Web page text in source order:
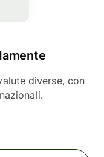
diverse, con